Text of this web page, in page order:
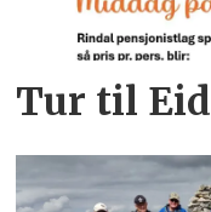
Tur til